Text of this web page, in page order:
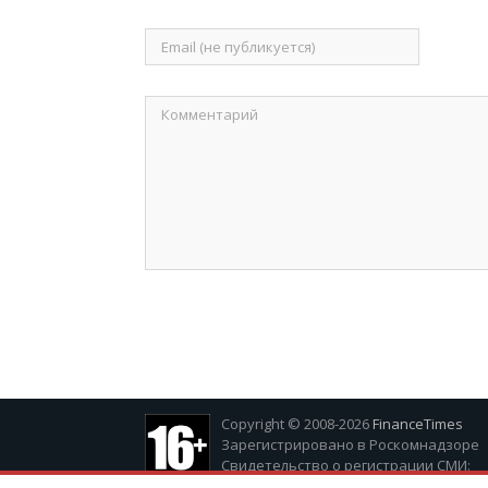
Copyright © 2008-2026 FinanceTimes
Зарегистрировано в Роскомнадзоре
Свидетельство о регистрации СМИ: